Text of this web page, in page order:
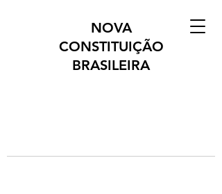
NOVA
CONSTITUIÇÃO
BRASILEIRA